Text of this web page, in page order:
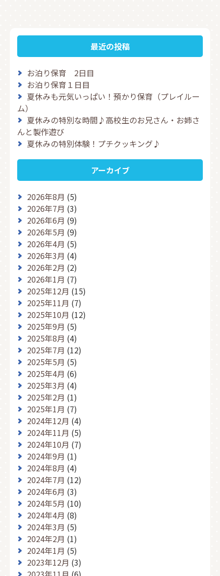
最近の投稿
お泊り保育 2日目
お泊り保育１日目
夏休みも元気いっぱい！預かり保育（プレイルー
ム）
夏休みの特別な時間♪高校生のお兄さん・お姉さ
んと製作遊び
夏休みの特別体験！プチクッキング♪
アーカイブ
2026年8月 (5)
2026年7月 (3)
2026年6月 (9)
2026年5月 (9)
2026年4月 (5)
2026年3月 (4)
2026年2月 (2)
2026年1月 (7)
2025年12月 (15)
2025年11月 (7)
2025年10月 (12)
2025年9月 (5)
2025年8月 (4)
2025年7月 (12)
2025年5月 (5)
2025年4月 (6)
2025年3月 (4)
2025年2月 (1)
2025年1月 (7)
2024年12月 (4)
2024年11月 (5)
2024年10月 (7)
2024年9月 (1)
2024年8月 (4)
2024年7月 (12)
2024年6月 (3)
2024年5月 (10)
2024年4月 (8)
2024年3月 (5)
2024年2月 (1)
2024年1月 (5)
2023年12月 (3)